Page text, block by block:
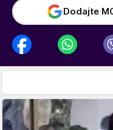
Dodajte